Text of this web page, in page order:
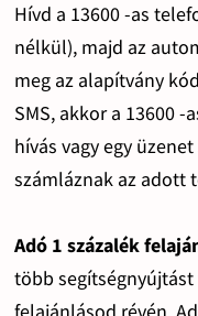
Hívd a 13600 -as
nélkül), majd az
meg az alapítvány
SMS, akkor a 13600 -
hívás vagy egy
számláznak az adott
Adó 1 százalék
több